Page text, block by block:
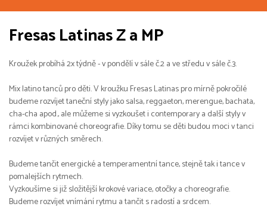
Fresas Latinas Z a MP
Kroužek probíhá 2x týdně - v pondělí v sále č.2 a ve středu v sále č.3.
Mix latino tanců pro děti. V kroužku Fresas Latinas pro mírně pokročilé
budeme rozvíjet taneční styly jako salsa, reggaeton, merengue, bachata,
cha-cha apod., ale můžeme si vyzkoušet i contemporary a další styly v
rámci kombinované choreografie. Díky tomu se děti budou moci v tanci
rozvíjet v různých směrech.
Budeme tančit energické a temperamentní tance, stejně tak i tance v
pomalejších rytmech.
Vyzkoušíme si již složitější krokové variace, otočky a choreografie.
Budeme rozvíjet vnímání rytmu a tančit s radostí a srdcem.